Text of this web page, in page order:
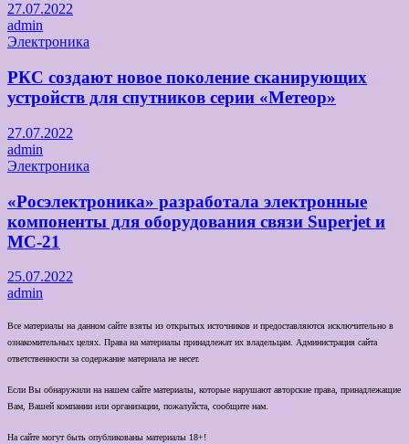
27.07.2022
admin
Электроника
РКС создают новое поколение сканирующих
устройств для спутников серии «Метеор»
27.07.2022
admin
Электроника
«Росэлектроника» разработала электронные
компоненты для оборудования связи Superjet и
МС-21
25.07.2022
admin
Все материалы на данном сайте взяты из открытых источников и предоставляются исключительно в
ознакомительных целях. Права на материалы принадлежат их владельцам. Администрация сайта
ответственности за содержание материала не несет.
Если Вы обнаружили на нашем сайте материалы, которые нарушают авторские права, принадлежащие
Вам, Вашей компании или организации, пожалуйста, сообщите нам.
На сайте могут быть опубликованы материалы 18+!